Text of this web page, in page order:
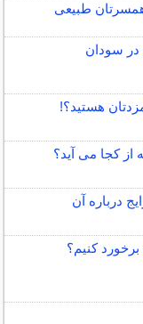
طبیعی
سودان
هستید؟!
کجا می آید؟
درباره آن
کنیم؟